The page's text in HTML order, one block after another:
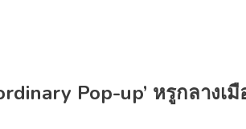
Pop-up’ หรูกลา